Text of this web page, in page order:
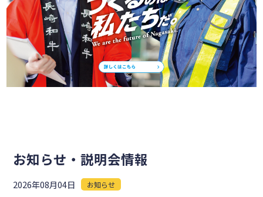
お知らせ・説明会情報
2026年08月04日 お知らせ